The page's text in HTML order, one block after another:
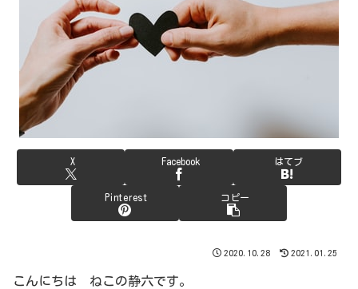
X Facebook はてブ
Pinterest コピー
2020.10.28 2021.01.25
こんにちは ねこの静六です。